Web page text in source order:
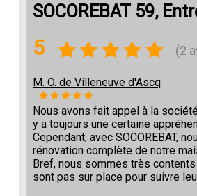
SOCOREBAT 59,
5 (2
M. O. de Villeneuve d'Ascq
Nous avons fait appel à la
y a toujours une certaine
Cependant, avec SOCOREBAT,
rénovation complète de notre
Bref, nous sommes très
sont pas sur place pour suivre